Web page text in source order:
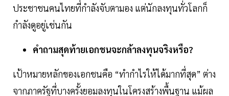
ประชาชนคนไทยที่กำลังจับตามอง แต่นักลงทุนทั่วโลกก็
กำลังดูอยู่เช่นกัน
คำถามสุดท้ายเอกชนจะกล้าลงทุนจริงหรือ?
เป้าหมายหลักของเอกชนคือ “ทำกำไรให้ได้มากที่สุด” ต่าง
จากภาครัฐที่บางครั้งยอมลงทุนในโครงสร้างพื้นฐาน แม้ผล